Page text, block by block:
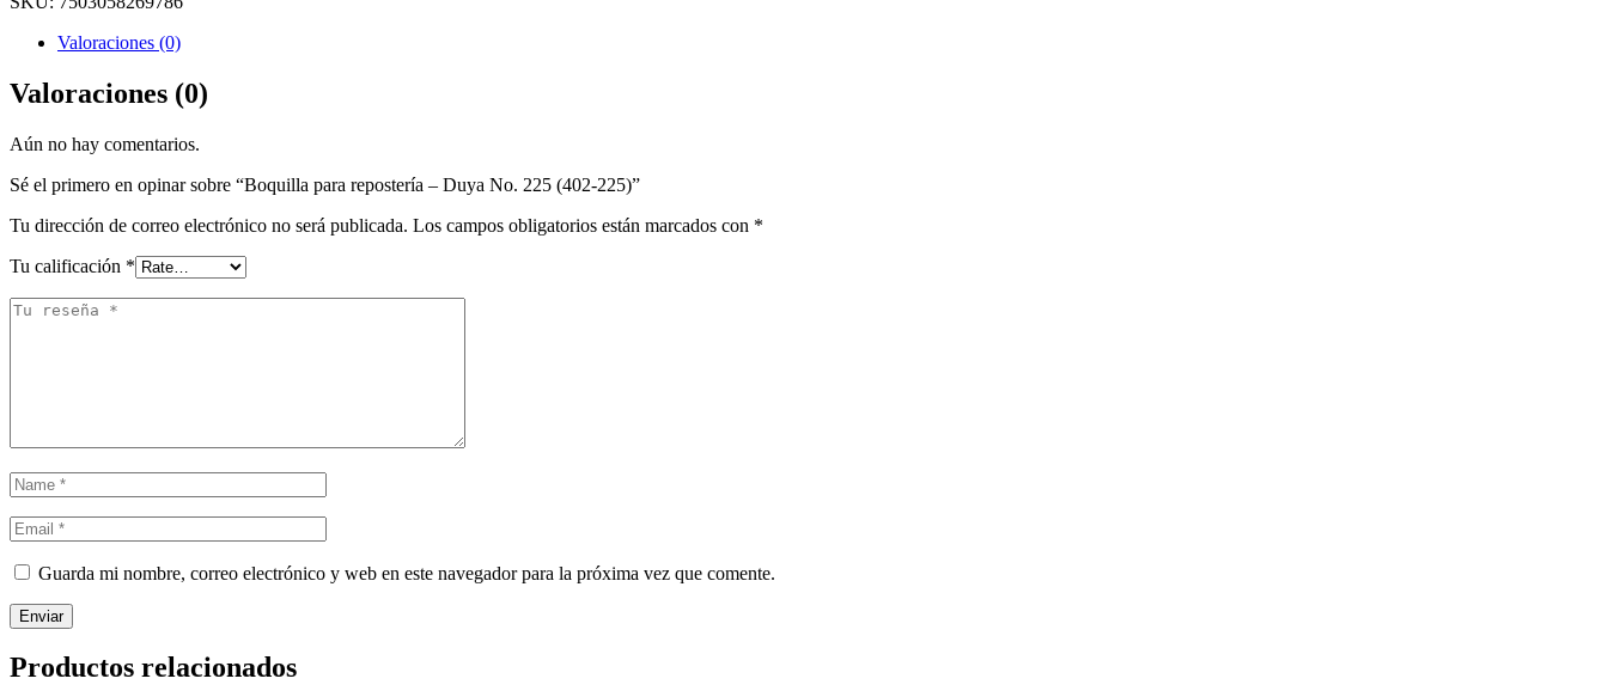
Valoraciones (0)
Valoraciones (0)
Aún no hay comentarios.
Sé el primero en opinar sobre “Boquilla para repostería – Duya No. 225 (402-225)”
Tu dirección de correo electrónico no será publicada. Los campos obligatorios están marcados con *
Tu calificación *
Guarda mi nombre, correo electrónico y web en este navegador para la próxima vez que comente.
Enviar
Productos relacionados